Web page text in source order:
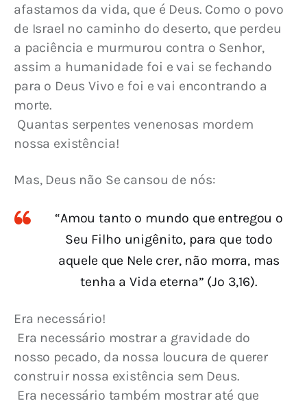
afastamos da vida, que é Deus. Como o povo
de Israel no caminho do deserto, que perdeu
a paciência e murmurou contra o Senhor,
assim a humanidade foi e vai se fechando
para o Deus Vivo e foi e vai encontrando a
morte.
nossa existência!
Mas, Deus não Se cansou de nós:
“Amou tanto o mundo que entregou o
Seu Filho unigênito, para que todo
aquele que Nele crer, não morra, mas
tenha a Vida eterna” (Jo 3,16).
Era necessário!
nosso pecado, da nossa loucura de querer
construir nossa existência sem Deus.